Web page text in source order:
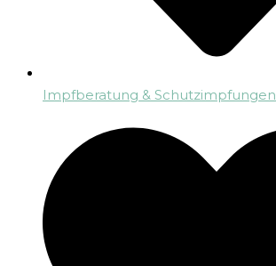
Impfberatung & Schutzimpfungen